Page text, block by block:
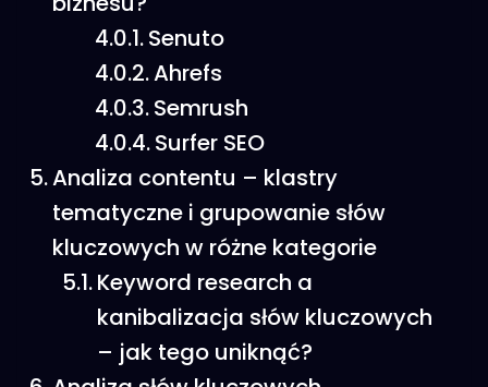
Senuto
Ahrefs
Semrush
Surfer SEO
Analiza contentu – klastry
tematyczne i grupowanie słów
kluczowych w różne kategorie
Keyword research a
kanibalizacja słów kluczowych
– jak tego uniknąć?